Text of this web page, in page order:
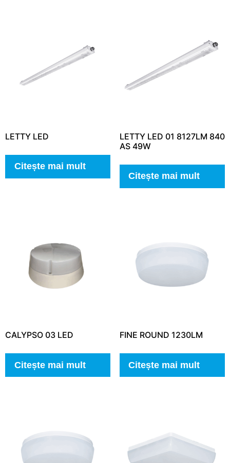
LETTY LED
Citește mai mult
LETTY LED 01 8127LM 840
AS 49W
Citește mai mult
CALYPSO 03 LED
Citește mai mult
FINE ROUND 1230LM
Citește mai mult